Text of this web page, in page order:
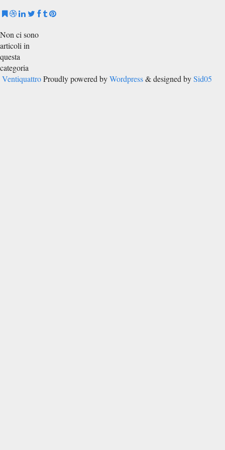
Non ci sono
articoli in
questa
categoria
Ventiquattro Proudly powered byWordpress& designed bySid05